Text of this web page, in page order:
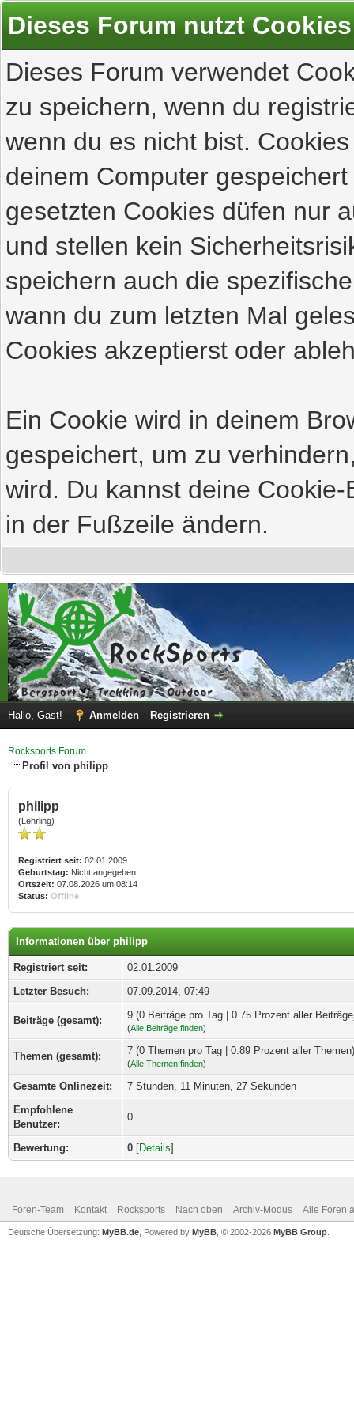
Dieses Forum nutzt Cookies
Dieses Forum verwendet
zu speichern, wenn du
wenn du es nicht bist.
deinem Computer
gesetzten Cookies düfen nur
und stellen kein
speichern auch die
wann du zum letzten Mal
Cookies akzeptierst oder
Ein Cookie wird in deinem
gespeichert, um zu
wird. Du kannst deine
in der Fußzeile ändern.
Hallo, Gast! Anmelden Registrieren
Rocksports Forum
Profil von philipp
philipp
(Lehrling)
Registriert seit: 02.01.2009
Geburtstag: Nicht angegeben
Ortszeit: 07.08.2026 um 08:14
Status: Offline
Informationen über philipp
Registriert seit:
02.01.2009
Letzter Besuch:
07.09.2014, 07:49
Beiträge (gesamt): 9 (0 Beiträge pro Tag | 0.75 Prozent aller
(Alle Beiträge finden)
Themen (gesamt): 7 (0 Themen pro Tag | 0.89 Prozent aller Themen)
(Alle Themen finden)
Gesamte Onlinezeit:
7 Stunden, 11 Minuten, 27 Sekunden
Empfohlene
Benutzer:
0
Bewertung: 0 [Details]
Foren-Team Kontakt Rocksports Nach oben Archiv-Modus Alle Foren
Deutsche Übersetzung: MyBB.de , Powered by MyBB , © 2002-2026 MyBB Group